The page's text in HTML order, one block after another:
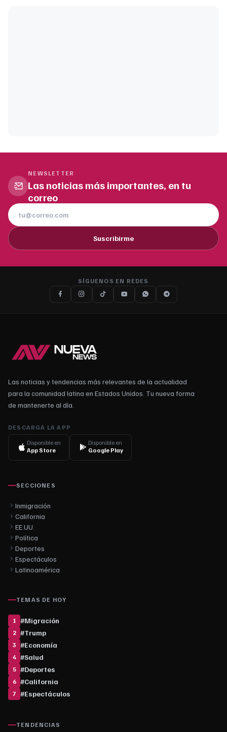
NEWSLETTER
Las noticias más importantes, en tu
correo
Suscribirme
SÍGUENOS EN REDES
Las noticias y tendencias más relevantes de la actualidad
para la comunidad latina en Estados Unidos. Tu nueva forma
de mantenerte al día.
DESCARGA LA APP
Disponible en
App Store
Disponible en
Google Play
SECCIONES
Inmigración
California
EE.UU.
Política
Deportes
Espectáculos
Latinoamérica
TEMAS DE HOY
1 #Migración
2 #Trump
3 #Economía
4 #Salud
5 #Deportes
6 #California
7 #Espectáculos
TENDENCIAS